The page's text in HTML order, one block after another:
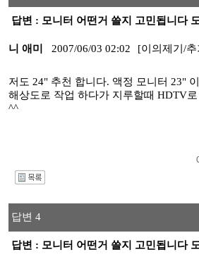
답변 : 모니터 어떤거 쓸지 고민됩니다
니 애미 2007/06/03 02:02 [이의제기/
저도 24" 추천 합니다. 액정 모니터 23"
해상도로 작업 하다가 지루할때 HDTV
^^
답변 4
답변 : 모니터 어떤거 쓸지 고민됩니다